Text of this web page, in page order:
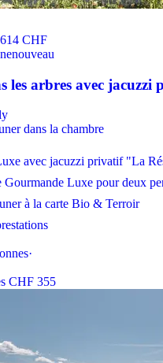
614 CHF
nouveau
les arbres avec jacuzzi
dans la chambre
avec jacuzzi privatif "La
Gourmande Luxe pour deux
à la carte Bio & Terroir
·
CHF 355